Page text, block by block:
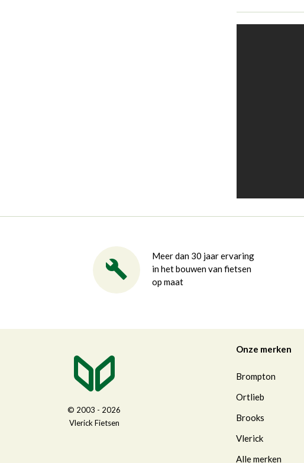
Meer dan 30 jaar ervaring
in het bouwen van fietsen
op maat
© 2003 - 2026
Vlerick Fietsen
Onze merken
Brompton
Ortlieb
Brooks
Vlerick
Alle merken